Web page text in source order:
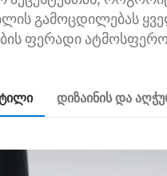
გამოცდილებას
ფერადი
დიზაინის და